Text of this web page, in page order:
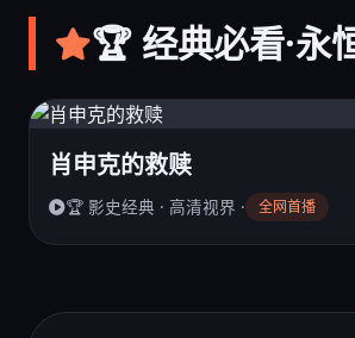
🏆 经典必看·永
肖申克的救赎
🏆 影史经典 · 高清视界 · 全网首播